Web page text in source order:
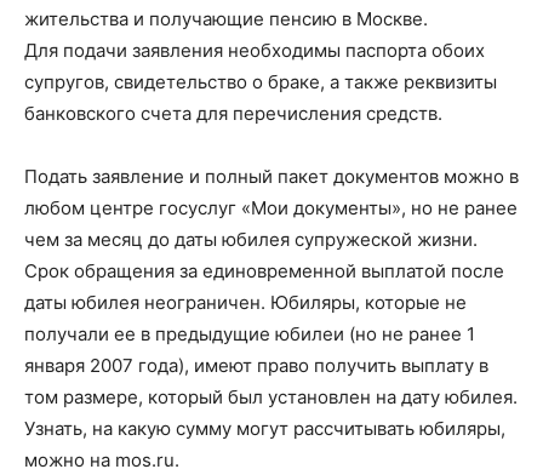
жительства и получающие пенсию в Москве.
Для подачи заявления необходимы паспорта обоих
супругов, свидетельство о браке, а также реквизиты
банковского счета для перечисления средств.
Подать заявление и полный пакет документов можно в
любом центре госуслуг «Мои документы», но не ранее
чем за месяц до даты юбилея супружеской жизни.
Срок обращения за единовременной выплатой после
даты юбилея неограничен. Юбиляры, которые не
получали ее в предыдущие юбилеи (но не ранее 1
января 2007 года), имеют право получить выплату в
том размере, который был установлен на дату юбилея.
Узнать, на какую сумму могут рассчитывать юбиляры,
можно на mos.ru.